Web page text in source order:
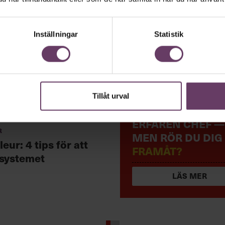
Inställningar Statistik
Tillåt urval
4 tips för att
ERFAREN CHEF —
MEN RÖR DU DIG
FRAMÅT?
LÄS MER